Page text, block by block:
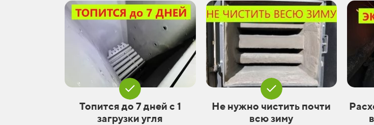
Топится до 7 дней с 1
загрузки угля
Не нужно чистить почти
всю зиму